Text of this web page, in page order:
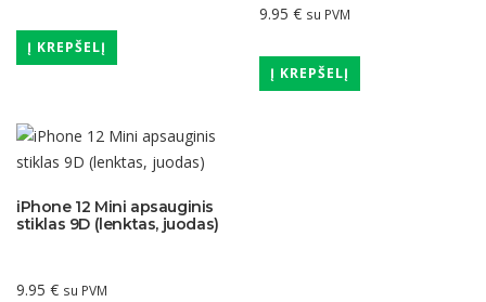
Į KREPŠELĮ
9.95 € su PVM
Į KREPŠELĮ
iPhone 12 Mini apsauginis
stiklas 9D (lenktas, juodas)
9.95 € su PVM